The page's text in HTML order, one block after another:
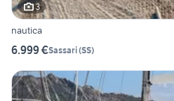
3
nautica
6.999 €Sassari(SS)